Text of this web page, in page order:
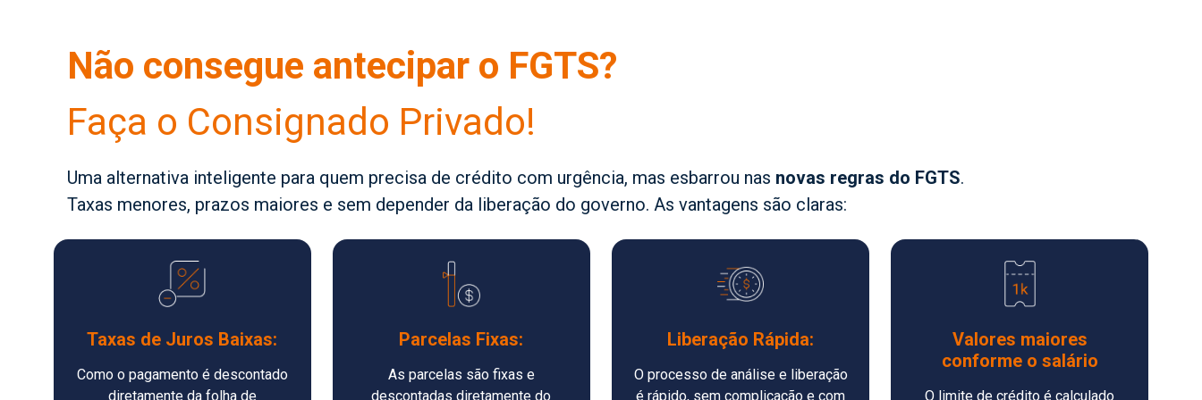
Não consegue antecipar o FGTS?
Faça o Consignado Privado!
Uma alternativa inteligente para quem precisa de crédito com urgência, mas esbarrou nas novas regras do FGTS.
Taxas menores, prazos maiores e sem depender da liberação do governo. As vantagens são claras:
Taxas de Juros Baixas:
Como o pagamento é descontado
diretamente da folha de
Parcelas Fixas:
As parcelas são fixas e
descontadas diretamente do
Liberação Rápida:
O processo de análise e liberação
é rápido, sem complicação e com
Valores maiores
conforme o salário
O limite de crédito é calculado